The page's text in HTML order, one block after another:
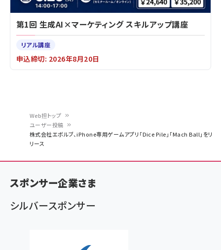
く
ず
Web担トップ
ユーザー投稿
株式会社エボルブ、iPhone専用ゲームアプリ「Dice Pile」「Mach Ball」をリ
リース
第1回 生成AI×マーケティング スキルアップ講座
リアル講座
申込締切: 2026年8月20日
スポンサー企業さま
シルバースポンサー